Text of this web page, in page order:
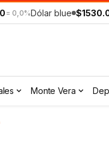
= 0,0%Dólar blue
Monte Vera